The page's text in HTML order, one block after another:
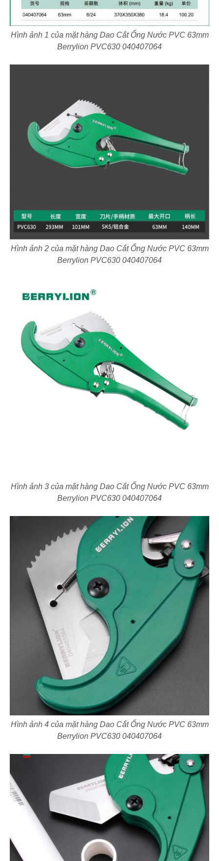
Hình ảnh 1 của mặt hàng Dao Cắt Ống Nước PVC 63mm
Berrylion PVC630 040407064
Hình ảnh 2 của mặt hàng Dao Cắt Ống Nước PVC 63mm
Berrylion PVC630 040407064
Hình ảnh 3 của mặt hàng Dao Cắt Ống Nước PVC 63mm
Berrylion PVC630 040407064
Hình ảnh 4 của mặt hàng Dao Cắt Ống Nước PVC 63mm
Berrylion PVC630 040407064